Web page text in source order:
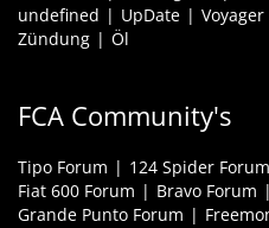
undefined
UpDate Voyager
Zündung
Öl
FCA Community's
Tipo Forum 124 Spider Forum
Fiat 600 Forum
Bravo Forum
Grande Punto Forum